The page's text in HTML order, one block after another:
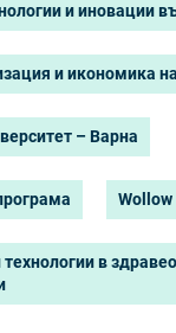
и иновации
и икономика
– Варна
Wollow
в